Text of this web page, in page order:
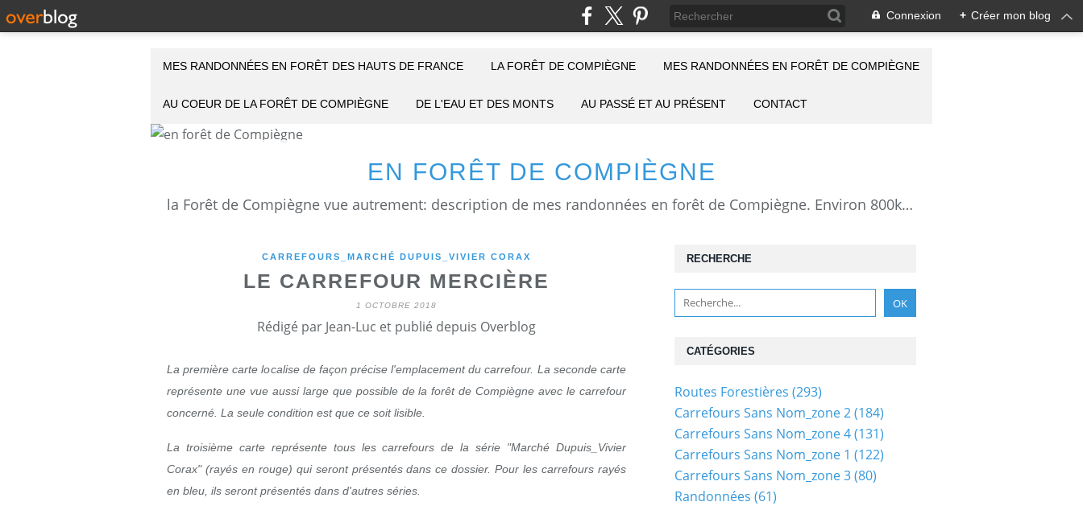
Connexion + Créer mon blog
EN FORÊT DE COMPIÈGNE
la Forêt de Compiègne vue autrement: description de mes randonnées en forêt de Compiègne. Environ 800km de randos et 25000 photos pour montrer cette forêt magnifique et ses particularités: les lieux atypiques comme la Grotte des Ramoneurs, la Pierre Torniche... Mais aussi les 313 carrefours nommés, plus de 100 routes forestières, les étangs, les Rus, des villages et hameaux ...
MES RANDONNÉES EN FORÊT DES HAUTS DE FRANCE LA FORÊT DE COMPIÈGNE MES RANDONNÉES EN FORÊT DE COMPIÈGNE
AU COEUR DE LA FORÊT DE COMPIÈGNE DE L'EAU ET DES MONTS AU PASSÉ ET AU PRÉSENT CONTACT
CARREFOURS_MARCHÉ DUPUIS_VIVIER CORAX
LE CARREFOUR MERCIÈRE
1 OCTOBRE 2018
Rédigé par Jean-Luc et publié depuis Overblog
La première carte localise de façon précise l'emplacement du carrefour. La seconde carte
représente une vue aussi large que possible de la forêt de Compiègne avec le carrefour
concerné. La seule condition est que ce soit lisible.
La troisième carte représente tous les carrefours de la série "Marché Dupuis_Vivier
Corax" (rayés en rouge) qui seront présentés dans ce dossier. Pour les carrefours rayés
en bleu, ils seront présentés dans d'autres séries.
RECHERCHE
CATÉGORIES
Routes Forestières (293)
Carrefours Sans Nom_zone 2(184)
Carrefours Sans Nom_zone 4(131)
Carrefours Sans Nom_zone 1 (122)
Carrefours Sans Nom_zone 3(80)
Randonnées (61)